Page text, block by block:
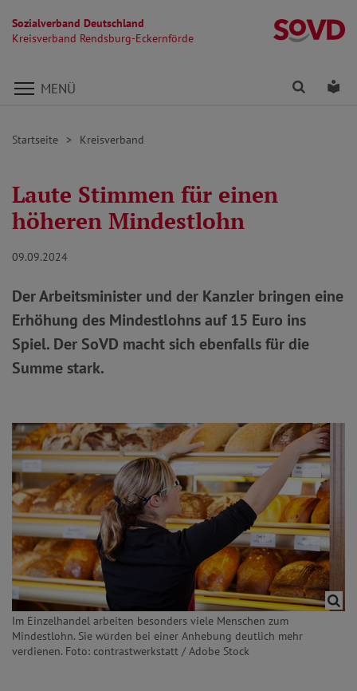
Sozialverband Deutschland
Kreisverband Rendsburg-Eckernförde
Direkt zu den Inhalten springen
MENÜ Finden
Startseite Kreisverband
Laute Stimmen für einen
höheren Mindestlohn
09.09.2024
Der Arbeitsminister und der Kanzler bringen eine
Erhöhung des Mindestlohns auf 15 Euro ins
Spiel. Der SoVD macht sich ebenfalls für die
Summe stark.
Im Einzelhandel arbeiten besonders viele Menschen zum
Mindestlohn. Sie würden bei einer Anhebung deutlich mehr
verdienen. Foto: contrastwerkstatt / Adobe Stock